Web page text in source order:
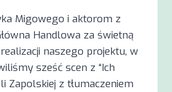
Migowego i aktorom z
Handlowa za świetną
naszego projektu, w
sześć scen z “Ich
Zapolskiej z tłumaczeniem